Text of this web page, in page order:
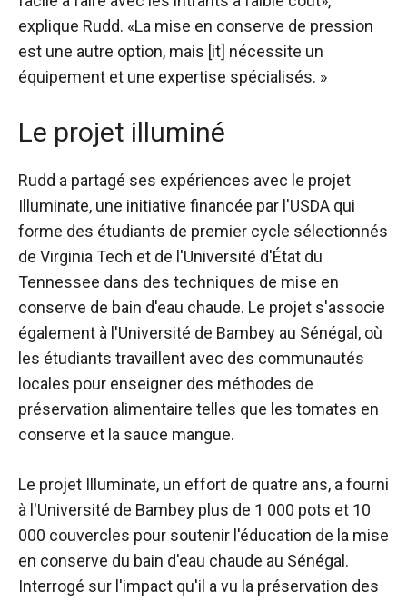
explique Rudd. «La mise en conserve de pression
est une autre option, mais [it] nécessite un
équipement et une expertise spécialisés. »
Le projet illuminé
Rudd a partagé ses expériences avec le projet
Illuminate, une initiative financée par l'USDA qui
forme des étudiants de premier cycle sélectionnés
de Virginia Tech et de l'Université d'État du
Tennessee dans des techniques de mise en
conserve de bain d'eau chaude. Le projet s'associe
également à l'Université de Bambey au Sénégal, où
les étudiants travaillent avec des communautés
locales pour enseigner des méthodes de
préservation alimentaire telles que les tomates en
conserve et la sauce mangue.
Le projet Illuminate, un effort de quatre ans, a fourni
à l'Université de Bambey plus de 1 000 pots et 10
000 couvercles pour soutenir l'éducation de la mise
en conserve du bain d'eau chaude au Sénégal.
Interrogé sur l'impact qu'il a vu la préservation des